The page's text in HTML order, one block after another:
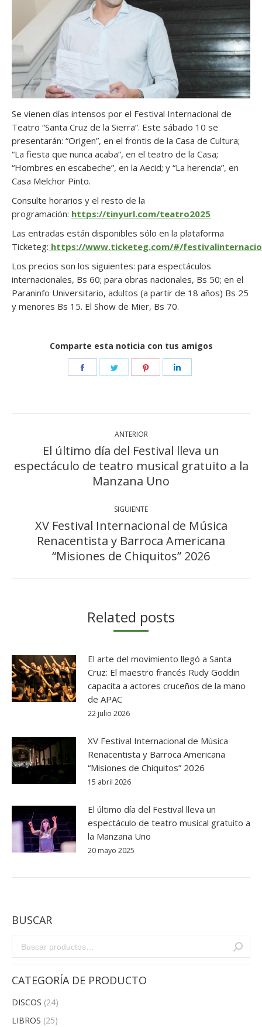
Se vienen días intensos por el Festival Internacional de
Teatro “Santa Cruz de la Sierra”. Este sábado 10 se
presentarán: “Origen”, en el frontis de la Casa de Cultura;
“La fiesta que nunca acaba”, en el teatro de la Casa;
“Hombres en escabeche”, en la Aecid; y “La herencia”, en
Casa Melchor Pinto.
Consulte horarios y el resto de la
programación: https://tinyurl.com/teatro2025
Las entradas están disponibles sólo en la plataforma
Ticketeg: https://www.ticketeg.com/#/
Los precios son los siguientes: para espectáculos
internacionales, Bs 60; para obras nacionales, Bs 50; en el
Paraninfo Universitario, adultos (a partir de 18 años) Bs 25
y menores Bs 15. El Show de Mier, Bs 70.
Comparte esta noticia con tus amigos
Share
Share
Share
entre
publicaciones
ANTERIOR
Publicación
anterior:
El último día del Festival lleva un
espectáculo de teatro musical gratuito a la
Manzana Uno
SIGUIENTE
Publicación
siguiente:
XV Festival Internacional de Música
Renacentista y Barroca Americana
“Misiones de Chiquitos” 2026
Related posts
El arte del movimiento llegó a Santa
Cruz: El maestro francés Rudy Goddin
capacita a actores cruceños de la mano
de APAC
22 julio 2026
XV Festival Internacional de Música
Renacentista y Barroca Americana
“Misiones de Chiquitos” 2026
15 abril 2026
El último día del Festival lleva un
espectáculo de teatro musical gratuito a
la Manzana Uno
20 mayo 2025
BUSCAR
CATEGORÍA DE PRODUCTO
DISCOS (24)
LIBROS (25)